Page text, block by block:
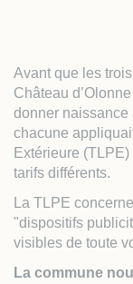
Avant que les
Château
donner
chacune
Extérieure
tarifs différents.
La TLPE
"dispositifs
visibles de toute
La commune